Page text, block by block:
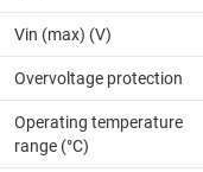
Vin (max) (V)
Overvoltage protection
Operating temperature
range (°C)